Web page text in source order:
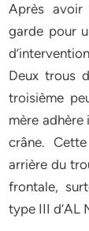
Après avoir
garde pour
Deux trous
troisième
mère
crâne.
arrière du
frontale,
type III d’AL